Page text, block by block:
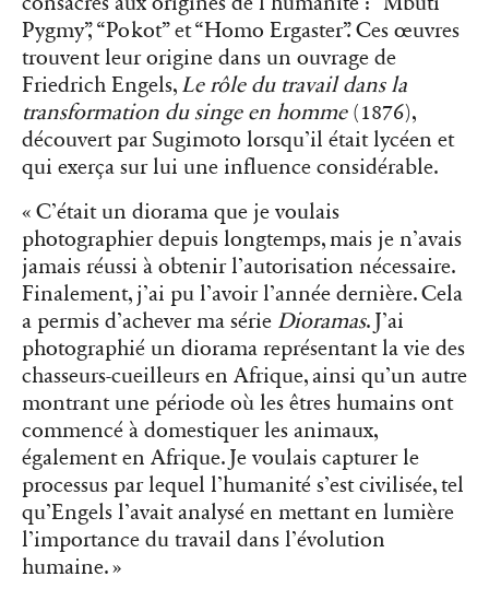
Pygmy”, “Pokot”et “Homo Ergaster”. Ces œuvres
trouvent leur origine dans un ouvrage de
Friedrich Engels, Le rôle du travail dans la
transformation du singe en homme(1876),
découvert par Sugimoto lorsqu’il était lycéen et
qui exerça sur lui une influence considérable.
« C’était un diorama que je voulais
photographier depuis longtemps, mais je n’avais
jamais réussi à obtenir l’autorisation nécessaire.
Finalement, j’ai pu l’avoir l’année dernière. Cela
a permis d’achever ma série Dioramas. J’ai
photographié un diorama représentant la vie des
chasseurs-cueilleurs en Afrique, ainsi qu’un autre
montrant une période où les êtres humains ont
commencé à domestiquer les animaux,
également en Afrique. Je voulais capturer le
processus par lequel l’humanité s’est civilisée, tel
qu’Engels l’avait analysé en mettant en lumière
l’importance du travail dans l’évolution
humaine. »